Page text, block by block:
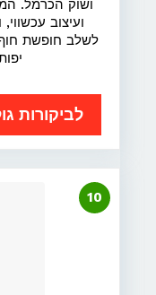
ושוק הכרמל.
ועיצוב
לשלב חופשת
לביקורות
10